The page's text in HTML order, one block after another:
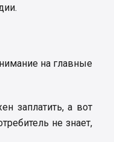
на главные
заплатить, а вот
не знает,